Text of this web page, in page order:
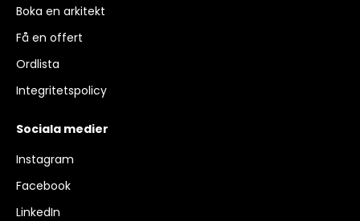
Boka en arkitekt
Få en offert
Ordlista
Integritetspolicy
Sociala medier
Instagram
Facebook
LinkedIn